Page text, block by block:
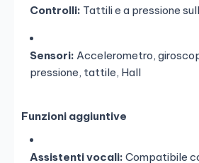
Controlli: Tattili e a pressione
Sensori: Accelerometro,
pressione, tattile, Hall
Funzioni aggiuntive
Assistenti vocali: Compatibile